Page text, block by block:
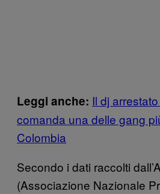
Leggi anche: Il dj
comanda una delle gang
Colombia
Secondo i dati raccolti
(Associazione Nazionale